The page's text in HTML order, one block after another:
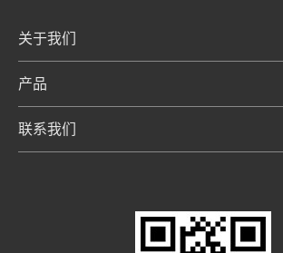
关于我们
产品
联系我们